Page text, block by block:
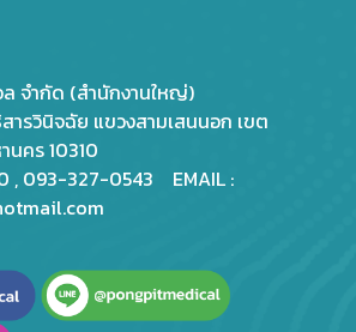
จำกัด (สำนักงานใหญ่)
รวินิจฉัย แขวงสามเสนนอก เขต
นคร 10310
, 093-327-0543 EMAIL :